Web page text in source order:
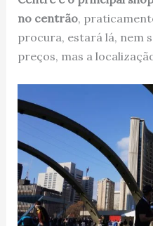
no centrão,
procura, estará lá, nem
preços, mas a